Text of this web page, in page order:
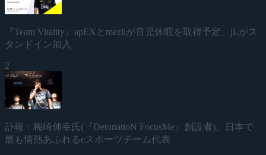
『Team Vitality』apEXとmeziiが育児休暇を取得予定、jLがス
タンドイン加入
2
訃報：梅崎伸幸氏(『DetonatioN FocusMe』創設者)、日本で
最も情熱あふれるeスポーツチーム代表